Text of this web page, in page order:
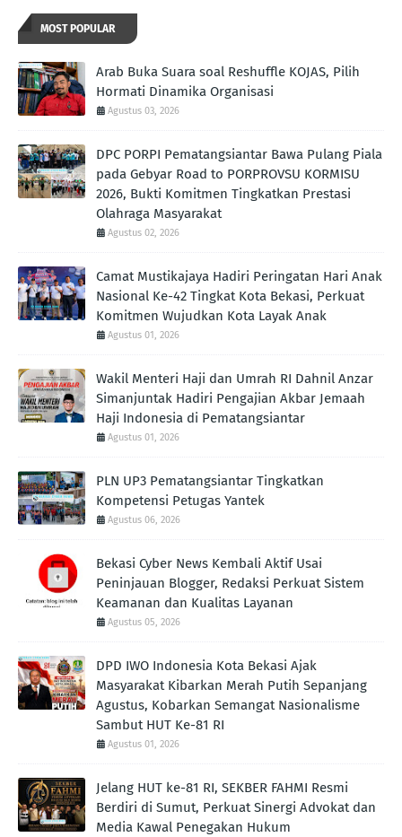
MOST POPULAR
Arab Buka Suara soal Reshuffle KOJAS, Pilih
Hormati Dinamika Organisasi
Agustus 03, 2026
DPC PORPI Pematangsiantar Bawa Pulang Piala
pada Gebyar Road to PORPROVSU KORMISU
2026, Bukti Komitmen Tingkatkan Prestasi
Olahraga Masyarakat
Agustus 02, 2026
Camat Mustikajaya Hadiri Peringatan Hari Anak
Nasional Ke-42 Tingkat Kota Bekasi, Perkuat
Komitmen Wujudkan Kota Layak Anak
Agustus 01, 2026
Wakil Menteri Haji dan Umrah RI Dahnil Anzar
Simanjuntak Hadiri Pengajian Akbar Jemaah
Haji Indonesia di Pematangsiantar
Agustus 01, 2026
PLN UP3 Pematangsiantar Tingkatkan
Kompetensi Petugas Yantek
Agustus 06, 2026
Bekasi Cyber News Kembali Aktif Usai
Peninjauan Blogger, Redaksi Perkuat Sistem
Keamanan dan Kualitas Layanan
Agustus 05, 2026
DPD IWO Indonesia Kota Bekasi Ajak
Masyarakat Kibarkan Merah Putih Sepanjang
Agustus, Kobarkan Semangat Nasionalisme
Sambut HUT Ke-81 RI
Agustus 01, 2026
Jelang HUT ke-81 RI, SEKBER FAHMI Resmi
Berdiri di Sumut, Perkuat Sinergi Advokat dan
Media Kawal Penegakan Hukum